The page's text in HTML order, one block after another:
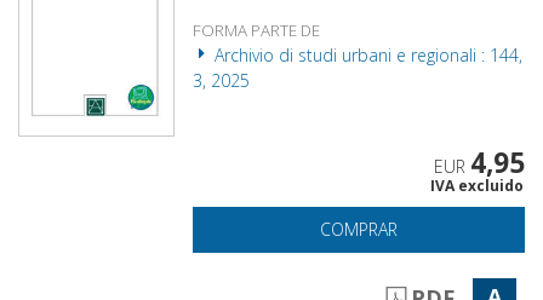
FORMA PARTE DE
Archivio di studi urbani e regionali : 144,
3, 2025
EUR 4,95
IVA excluido
COMPRAR